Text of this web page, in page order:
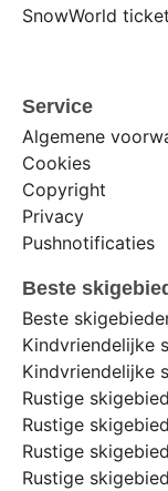
SnowWorld
Service
Algemene
Cookies
Copyright
Privacy
Pushnotificaties
Beste
Beste
Kindvriendelijke
Kindvriendelijke
Rustige
Rustige
Rustige
Rustige